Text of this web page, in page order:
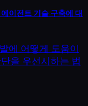
이전트 기술 구축에 대
에 어떻게 도움이
을 우선시하는 법